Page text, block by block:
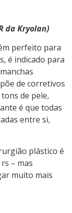
da Kryolan)
perfeito para
é indicado para
de corretivos
de pele,
é que todas
entre si,
plástico é
– mas
muito mais